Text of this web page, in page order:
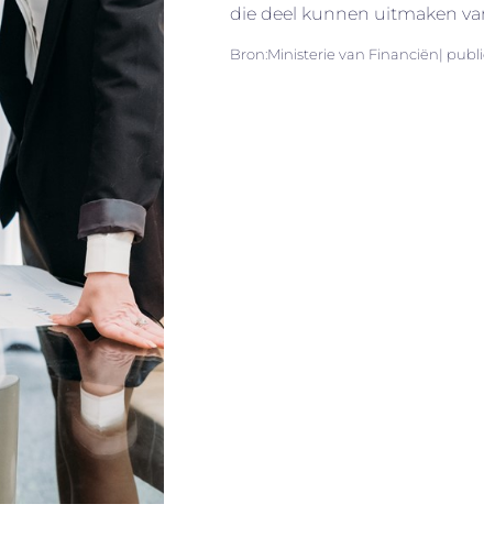
die deel kunnen uitmaken
Bron:Ministerie van Financiën|